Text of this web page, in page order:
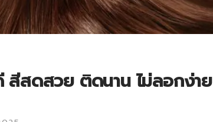
สีสดสวย ติดนาน ไม่ลอกง่าย